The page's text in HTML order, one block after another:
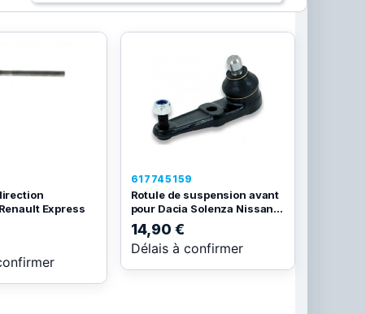
Express
617745159
Rotule de suspension avant
pour Dacia Solenza Nissan...
14,90 €
Délais à confirmer